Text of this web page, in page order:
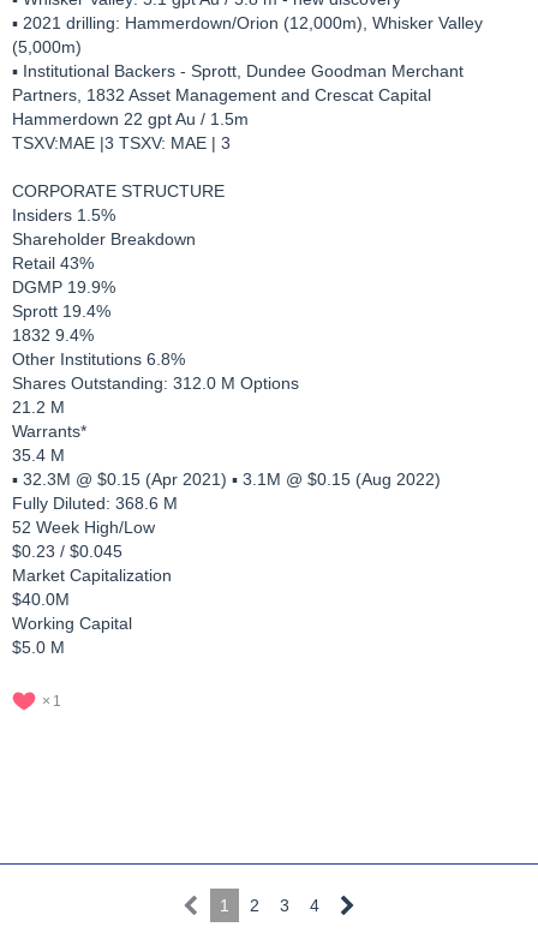
▪ 2021 drilling: Hammerdown/Orion (12,000m), Whisker Valley
(5,000m)
▪ Institutional Backers - Sprott, Dundee Goodman Merchant
Partners, 1832 Asset Management and Crescat Capital
Hammerdown 22 gpt Au / 1.5m
TSXV:MAE |3 TSXV: MAE | 3
CORPORATE STRUCTURE
Insiders 1.5%
Shareholder Breakdown
Retail 43%
DGMP 19.9%
Sprott 19.4%
1832 9.4%
Other Institutions 6.8%
Shares Outstanding: 312.0 M Options
21.2 M
Warrants*
35.4 M
▪ 32.3M @ $0.15 (Apr 2021) ▪ 3.1M @ $0.15 (Aug 2022)
Fully Diluted: 368.6 M
52 Week High/Low
$0.23 / $0.045
Market Capitalization
$40.0M
Working Capital
$5.0 M
1
1 2 3 4